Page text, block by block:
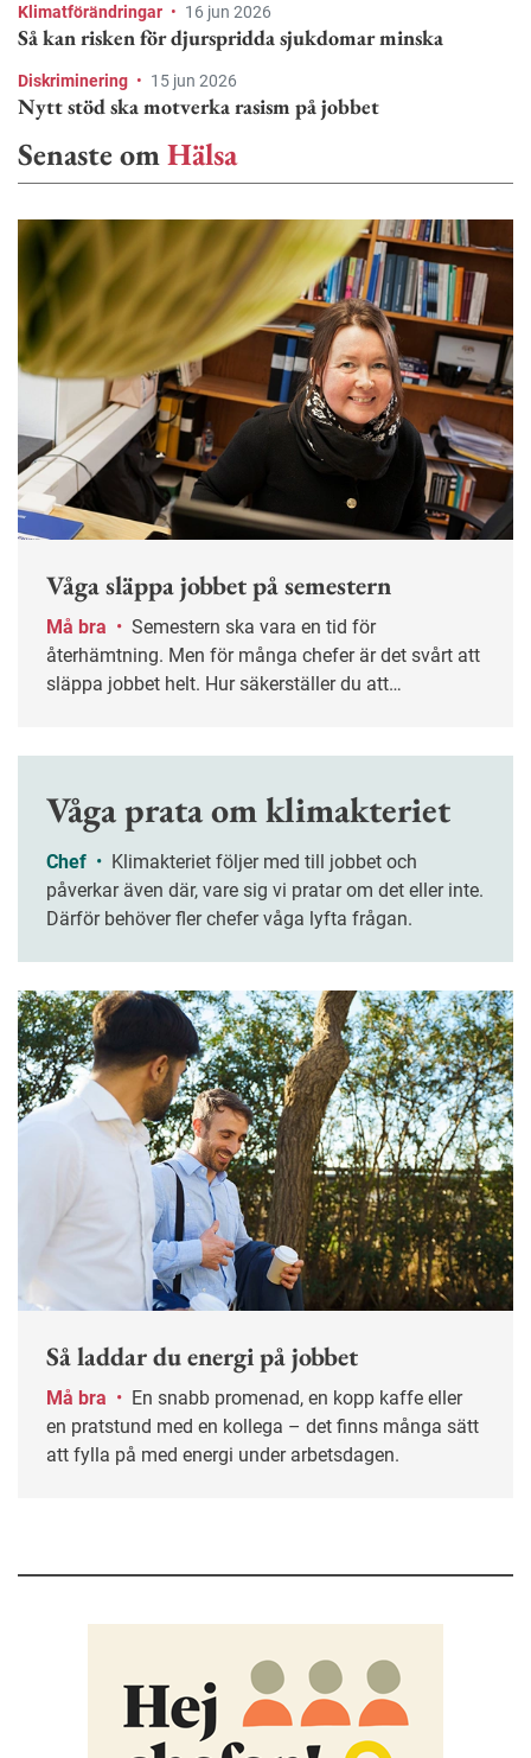
Klimatförändringar • 16 jun 2026
Så kan risken för djurspridda sjukdomar minska
Diskriminering • 15 jun 2026
Nytt stöd ska motverka rasism på jobbet
Senaste omHälsa
Våga släppa jobbet på semestern
Må bra •
återhämtning. Men för många chefer är det svårt att
släppa jobbet helt. Hur säkerställer du att
Våga prata om klimakteriet
Chef •
påverkar även där, vare sig vi pratar om det eller inte.
Därför behöver fler chefer våga lyfta frågan.
Så laddar du energi på jobbet
Må bra •
en pratstund med en kollega – det finns många sätt
att fylla på med energi under arbetsdagen.